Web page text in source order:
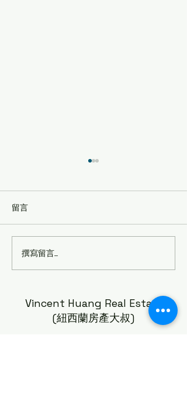
🚧【紐西蘭房產大叔分
析】Panmure 未來50年人
Watercare工程，房地產投
資人真的不能忽略！
留言
撰寫留言......
Vincent Huang Real Estate
(紐西蘭房產大叔)